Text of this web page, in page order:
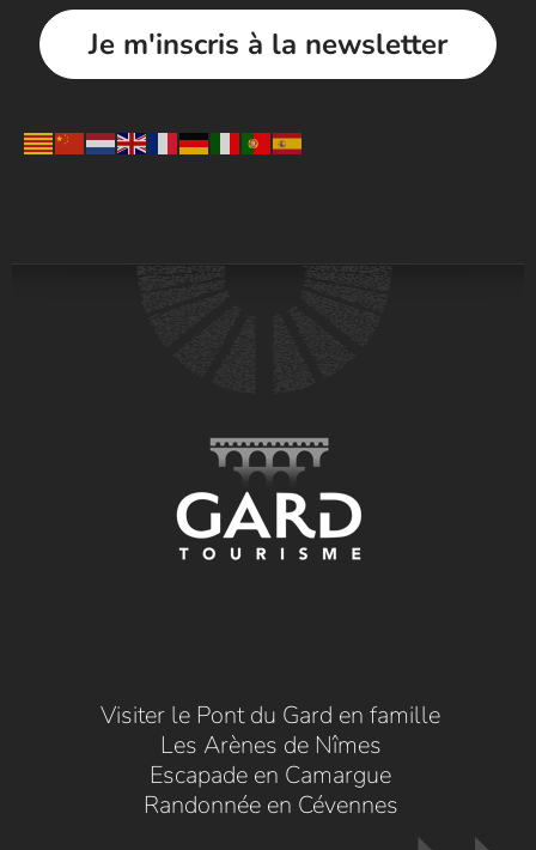
Je m'inscris à la newsletter
Visiter le Pont du Gard en famille
Les Arènes de Nîmes
Escapade en Camargue
Randonnée en Cévennes